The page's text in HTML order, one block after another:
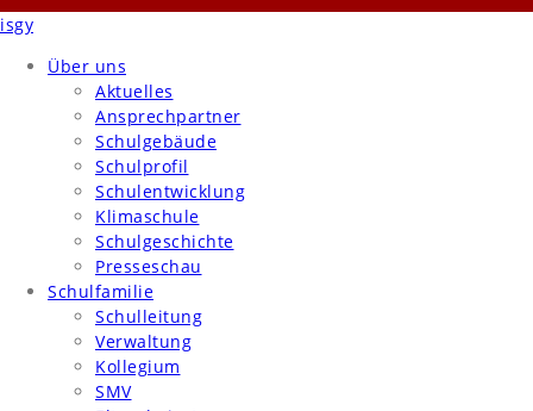
isgy
Über uns
Aktuelles
Ansprechpartner
Schulgebäude
Schulprofil
Schulentwicklung
Klimaschule
Schulgeschichte
Presseschau
Schulfamilie
Schulleitung
Verwaltung
Kollegium
SMV